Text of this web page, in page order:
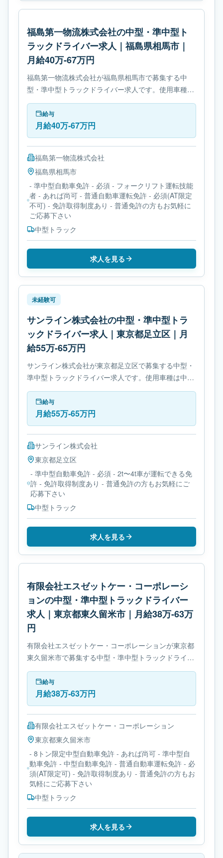
福島第一物流株式会社の中型・準中型ト
ラックドライバー求人｜福島県相馬市｜
月給40万-67万円
福島第一物流株式会社が福島県相馬市で募集する中
型・準中型トラックドライバー求人です。使用車種は
中型トラックです。勤務時間は- 変形労働時間制で
す。必要免許は- 準中型自動車免許です。
給与
月給40万-67万円
福島第一物流株式会社
福島県相馬市
- 準中型自動車免許 - 必須 - フォークリフト運転技能
者 - あれば尚可 - 普通自動車運転免許 - 必須(AT限定
不可) - 免許取得制度あり - 普通免許の方もお気軽に
ご応募下さい
中型トラック
求人を見る
未経験可
サンライン株式会社の中型・準中型トラ
ックドライバー求人｜東京都足立区｜月
給55万-65万円
サンライン株式会社が東京都足立区で募集する中型・
準中型トラックドライバー求人です。使用車種は中型
トラックです。勤務時間は- 変形労働時間制です。必
要免許は- 準中型自動車免許です。
給与
月給55万-65万円
サンライン株式会社
東京都足立区
- 準中型自動車免許 - 必須 - 2t〜4t車が運転できる免
許 - 免許取得制度あり - 普通免許の方もお気軽にご
応募下さい
中型トラック
求人を見る
有限会社エスゼットケー・コーポレーシ
ョンの中型・準中型トラックドライバー
求人｜東京都東久留米市｜月給38万-63万
円
有限会社エスゼットケー・コーポレーションが東京都
東久留米市で募集する中型・準中型トラックドライバ
ー求人です。使用車種は中型トラックです。必要免許
は- 8トン限定中型自動車免許です。
給与
月給38万-63万円
有限会社エスゼットケー・コーポレーション
東京都東久留米市
- 8トン限定中型自動車免許 - あれば尚可 - 準中型自
動車免許 - 中型自動車免許 - 普通自動車運転免許 - 必
須(AT限定可) - 免許取得制度あり - 普通免許の方もお
気軽にご応募下さい
中型トラック
求人を見る